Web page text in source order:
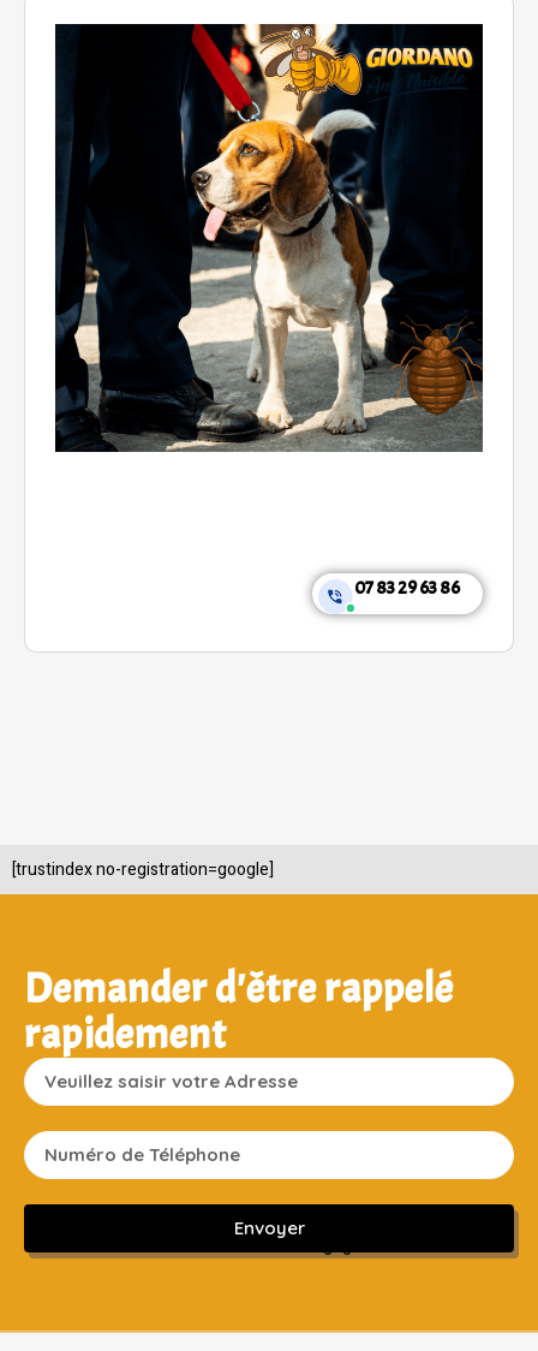
07 83 29 63 86
[trustindex no-registration=google]
Demander d'être rappelé
rapidement
Envoyer
Sans engagement ni frais cachés